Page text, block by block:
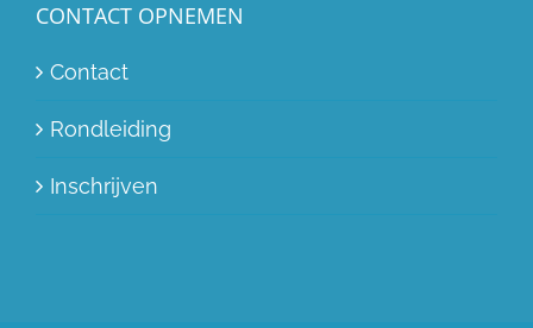
CONTACT OPNEMEN
Contact
Rondleiding
Inschrijven